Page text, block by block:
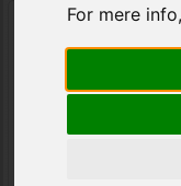
For mere